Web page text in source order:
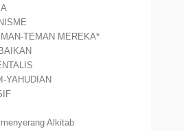
TEMAN MEREKA*
YAHUDIAN
Alkitab